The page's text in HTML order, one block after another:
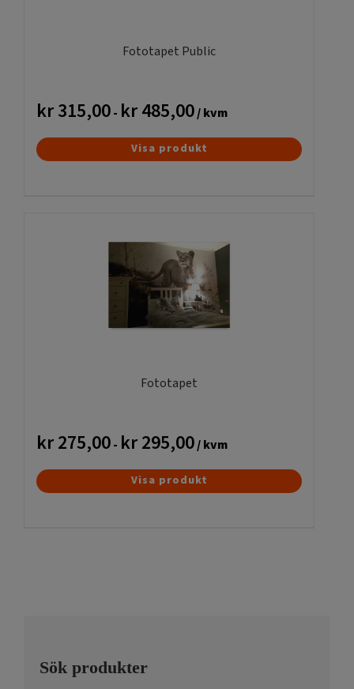
Fototapet Public
kr315,00- kr485,00/ kvm
Den
här
varianter.
De
olika
alternativen
kan
Visa produkt
Fototapet
kr275,00- kr295,00/ kvm
Den
här
Visa produkt
Sök produkter